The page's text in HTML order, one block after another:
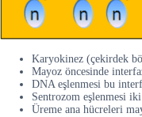
Karyokinez (çekirdek
Mayoz öncesinde
DNA eşlenmesi bu
Sentrozom eşlenmesi
Üreme ana hücreleri